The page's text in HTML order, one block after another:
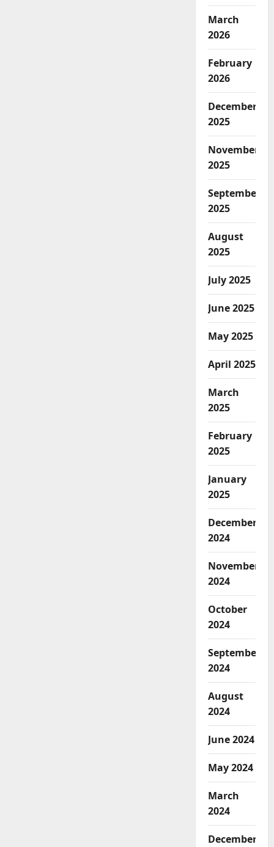
March
2026
February
2026
December
2025
November
2025
September
2025
August
2025
July 2025
June 2025
May 2025
April 2025
March
2025
February
2025
January
2025
December
2024
November
2024
October
2024
September
2024
August
2024
June 2024
May 2024
March
2024
December